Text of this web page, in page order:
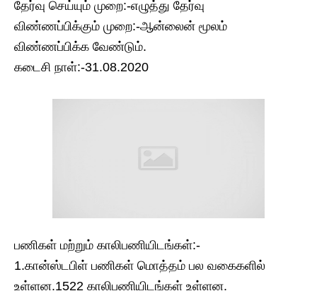
தேர்வு செய்யும் முறை:-எழுத்து தேர்வு
விண்ணப்பிக்கும் முறை:-ஆன்லைன் மூலம்
விண்ணப்பிக்க வேண்டும்.
கடைசி நாள்:-31.08.2020
பணிகள் மற்றும் காலிபணியிடங்கள்:-
1.கான்ஸ்டபிள் பணிகள் மொத்தம் பல வகைகளில்
உள்ளன.1522 காலிபணியிடங்கள் உள்ளன.